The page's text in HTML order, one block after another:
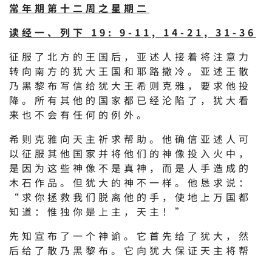
常年期第十二周之星期二
读经一、列下 19: 9-11, 14-21, 31-36
征服了北方的王国后，亚述人接着将注意力
转向南方的犹大王国和耶路撒冷。亚述王散
乃黑黎布写信给犹大王希则克雅，要求他投
降。所有其他的国家都已经沦陷了，犹大看
来也不会有任何的例外。
希则克雅向天主祈求帮助。他确信亚述人可
以征服其他国家并将他们的神像投入火中，
是因为这些神像不是真神，而是人手造成的
木石作品。但犹大的神不一样。他恳求说：
“求你拯救我们脱离他的手，使地上万国都
知道：惟独你是上主，天主！”
先知宣布了一个神谕。它首先给了犹大，然
后给了散乃黑黎布。它向犹大保证天主将帮